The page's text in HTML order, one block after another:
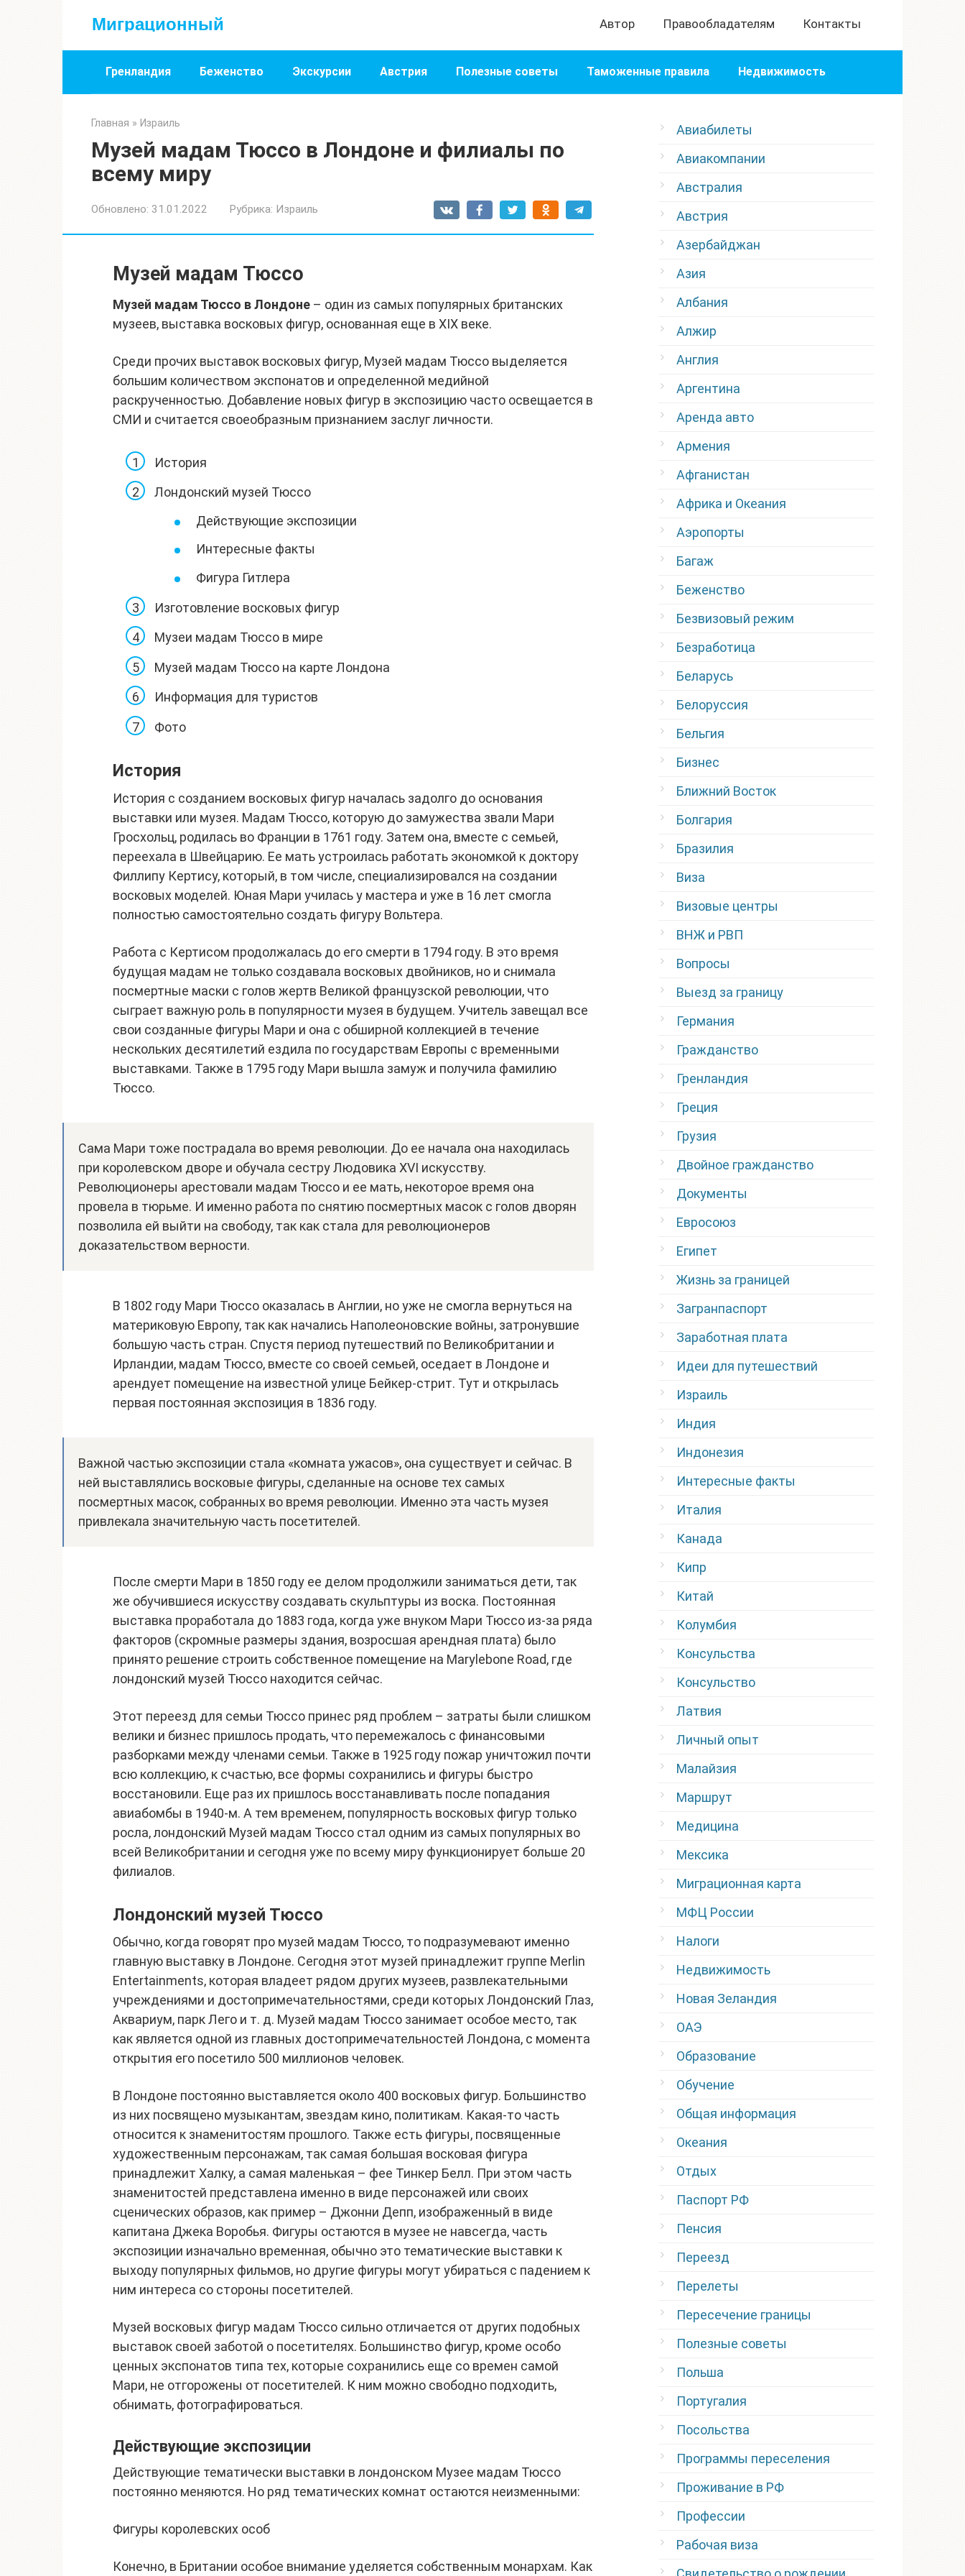
Миграционный Автор Правообладателям Контакты
Гренландия Беженство Экскурсии Австрия Полезные советы Таможенные правила Недвижимость
Главная » Израиль
Музей мадам Тюссо в Лондоне и филиалы по
всему миру
Обновлено: 31.01.2022 Рубрика: Израиль
Музей мадам Тюссо
Музей мадам Тюссо в Лондоне – один из самых популярных британских
музеев, выставка восковых фигур, основанная еще в XIX веке.
Среди прочих выставок восковых фигур, Музей мадам Тюссо выделяется
большим количеством экспонатов и определенной медийной
раскрученностью. Добавление новых фигур в экспозицию часто освещается в
СМИ и считается своеобразным признанием заслуг личности.
История
Лондонский музей Тюссо
Действующие экспозиции
Интересные факты
Фигура Гитлера
Изготовление восковых фигур
Музеи мадам Тюссо в мире
Музей мадам Тюссо на карте Лондона
Информация для туристов
Фото
История
История с созданием восковых фигур началась задолго до основания
выставки или музея. Мадам Тюссо, которую до замужества звали Мари
Гросхольц, родилась во Франции в 1761 году. Затем она, вместе с семьей,
переехала в Швейцарию. Ее мать устроилась работать экономкой к доктору
Филлипу Кертису, который, в том числе, специализировался на создании
восковых моделей. Юная Мари училась у мастера и уже в 16 лет смогла
полностью самостоятельно создать фигуру Вольтера.
Работа с Кертисом продолжалась до его смерти в 1794 году. В это время
будущая мадам не только создавала восковых двойников, но и снимала
посмертные маски с голов жертв Великой французской революции, что
сыграет важную роль в популярности музея в будущем. Учитель завещал все
свои созданные фигуры Мари и она с обширной коллекцией в течение
нескольких десятилетий ездила по государствам Европы с временными
выставками. Также в 1795 году Мари вышла замуж и получила фамилию
Тюссо.
Сама Мари тоже пострадала во время революции. До ее начала она находилась
при королевском дворе и обучала сестру Людовика XVI искусству.
Революционеры арестовали мадам Тюссо и ее мать, некоторое время она
провела в тюрьме. И именно работа по снятию посмертных масок с голов дворян
позволила ей выйти на свободу, так как стала для революционеров
доказательством верности.
В 1802 году Мари Тюссо оказалась в Англии, но уже не смогла вернуться на
материковую Европу, так как начались Наполеоновские войны, затронувшие
большую часть стран. Спустя период путешествий по Великобритании и
Ирландии, мадам Тюссо, вместе со своей семьей, оседает в Лондоне и
арендует помещение на известной улице Бейкер-стрит. Тут и открылась
первая постоянная экспозиция в 1836 году.
Важной частью экспозиции стала «комната ужасов», она существует и сейчас. В
ней выставлялись восковые фигуры, сделанные на основе тех самых
посмертных масок, собранных во время революции. Именно эта часть музея
привлекала значительную часть посетителей.
После смерти Мари в 1850 году ее делом продолжили заниматься дети, так
же обучившиеся искусству создавать скульптуры из воска. Постоянная
выставка проработала до 1883 года, когда уже внуком Мари Тюссо из-за ряда
факторов (скромные размеры здания, возросшая арендная плата) было
принято решение строить собственное помещение на Marylebone Road, где
лондонский музей Тюссо находится сейчас.
Этот переезд для семьи Тюссо принес ряд проблем – затраты были слишком
велики и бизнес пришлось продать, что перемежалось с финансовыми
разборками между членами семьи. Также в 1925 году пожар уничтожил почти
всю коллекцию, к счастью, все формы сохранились и фигуры быстро
восстановили. Еще раз их пришлось восстанавливать после попадания
авиабомбы в 1940-м. А тем временем, популярность восковых фигур только
росла, лондонский Музей мадам Тюссо стал одним из самых популярных во
всей Великобритании и сегодня уже по всему миру функционирует больше 20
филиалов.
Лондонский музей Тюссо
Обычно, когда говорят про музей мадам Тюссо, то подразумевают именно
главную выставку в Лондоне. Сегодня этот музей принадлежит группе Merlin
Entertainments, которая владеет рядом других музеев, развлекательными
учреждениями и достопримечательностями, среди которых Лондонский Глаз,
Аквариум, парк Лего и т. д. Музей мадам Тюссо занимает особое место, так
как является одной из главных достопримечательностей Лондона, с момента
открытия его посетило 500 миллионов человек.
В Лондоне постоянно выставляется около 400 восковых фигур. Большинство
из них посвящено музыкантам, звездам кино, политикам. Какая-то часть
относится к знаменитостям прошлого. Также есть фигуры, посвященные
художественным персонажам, так самая большая восковая фигура
принадлежит Халку, а самая маленькая – фее Тинкер Белл. При этом часть
знаменитостей представлена именно в виде персонажей или своих
сценических образов, как пример – Джонни Депп, изображенный в виде
капитана Джека Воробья. Фигуры остаются в музее не навсегда, часть
экспозиции изначально временная, обычно это тематические выставки к
выходу популярных фильмов, но другие фигуры могут убираться с падением к
ним интереса со стороны посетителей.
Музей восковых фигур мадам Тюссо сильно отличается от других подобных
выставок своей заботой о посетителях. Большинство фигур, кроме особо
ценных экспонатов типа тех, которые сохранились еще со времен самой
Мари, не отгорожены от посетителей. К ним можно свободно подходить,
обнимать, фотографироваться.
Действующие экспозиции
Действующие тематически выставки в лондонском Музее мадам Тюссо
постоянно меняются. Но ряд тематических комнат остаются неизменными:
Фигуры королевских особ
Конечно, в Британии особое внимание уделяется собственным монархам. Как
Авиабилеты
Авиакомпании
Австралия
Австрия
Азербайджан
Азия
Албания
Алжир
Англия
Аргентина
Аренда авто
Армения
Афганистан
Африка и Океания
Аэропорты
Багаж
Беженство
Безвизовый режим
Безработица
Беларусь
Белоруссия
Бельгия
Бизнес
Ближний Восток
Болгария
Бразилия
Виза
Визовые центры
ВНЖ и РВП
Вопросы
Выезд за границу
Германия
Гражданство
Гренландия
Греция
Грузия
Двойное гражданство
Документы
Евросоюз
Египет
Жизнь за границей
Загранпаспорт
Заработная плата
Идеи для путешествий
Израиль
Индия
Индонезия
Интересные факты
Италия
Канада
Кипр
Китай
Колумбия
Консульства
Консульство
Латвия
Личный опыт
Малайзия
Маршрут
Медицина
Мексика
Миграционная карта
МФЦ России
Налоги
Недвижимость
Новая Зеландия
ОАЭ
Образование
Обучение
Общая информация
Океания
Отдых
Паспорт РФ
Пенсия
Переезд
Перелеты
Пересечение границы
Полезные советы
Польша
Португалия
Посольства
Программы переселения
Проживание в РФ
Профессии
Рабочая виза